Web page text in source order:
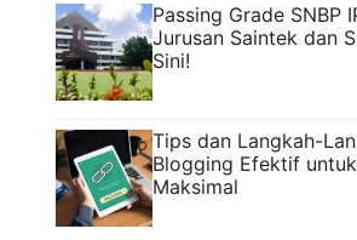
Passing Grade SNBP
Jurusan Saintek dan
Sini!
Tips dan Langkah-
Blogging Efektif
Maksimal